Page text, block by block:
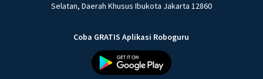
Selatan, Daerah Khusus Ibukota Jakarta 12860
Coba GRATIS Aplikasi Roboguru